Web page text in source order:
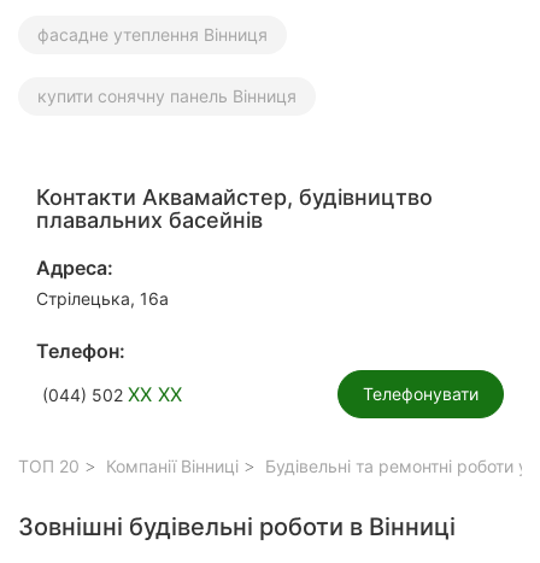
фасадне утеплення Вінниця
купити сонячну панель Вінниця
Контакти Аквамайстер, будівництво
плавальних басейнів
Адреса:
Стрілецька, 16а
Телефон:
(044) 502 XX XX Телефонувати
ТОП 20 Компанії Вінниці Будівельні та ремонтні роботи у
Зовнішні будівельні роботи в Вінниці